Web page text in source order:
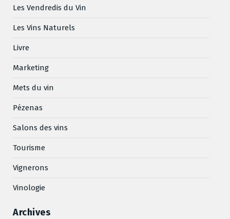
Les Vendredis du Vin
Les Vins Naturels
Livre
Marketing
Mets du vin
Pézenas
Salons des vins
Tourisme
Vignerons
Vinologie
Archives